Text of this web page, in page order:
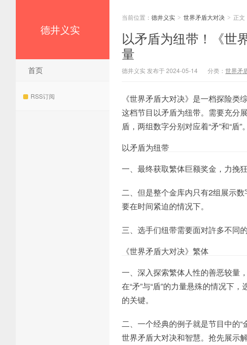
德井义实
首页
RSS订阅
当前位置： 德井义实 > 世界矛盾大对决 > 正文
以矛盾为纽带！《世
量
德井义实 发布于 2024-05-14 分类： 世界矛
《世界矛盾大对决》是一档探险类
这档节目以矛盾为纽带。需要充分
盾，两组数字分别对应着“矛”和“盾
以矛盾为纽带
一、最终获取繁体巨额奖金，力挽
二、但是整个金库内只有2组展示
要在时间紧迫的情况下。
三、选手们纽带需要面对許多不同
《世界矛盾大对决》繁体
一、深入探索繁体人性的善恶较量
在“矛”与“盾”的力量悬殊的情况下
的关键。
二、一个经典的例子就是节目中的“
世界矛盾大对决和智慧。抢先展示